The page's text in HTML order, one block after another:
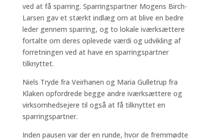
ved at få sparring. Sparringspartner Mogens Birch-
Larsen gav et stærkt indlæg om at blive en bedre
leder gennem sparring, og to lokale iværksættere
fortalte om deres oplevede værdi og udvikling af
forretningen ved at have en sparringspartner
tilknyttet.
Niels Tryde fra Veirhanen og Maria Gulletrup fra
Klaken opfordrede begge andre iværksættere og
virksomhedsejere til også at få tilknyttet en
sparringspartner.
Inden pausen var der en runde, hvor de fremmødte